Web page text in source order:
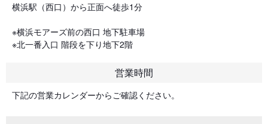
横浜駅（西口）から正面へ徒歩1分
※横浜モアーズ前の西口 地下駐車場
※北一番入口 階段を下り地下2階
営業時間
下記の営業カレンダーからご確認ください。